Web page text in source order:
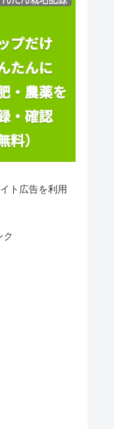
ト広告を利用
ク